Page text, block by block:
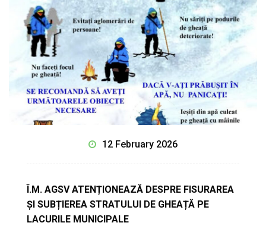
12 February 2026
Î.M. AGSV ATENȚIONEAZĂ DESPRE FISURAREA
ȘI SUBȚIEREA STRATULUI DE GHEAȚĂ PE
LACURILE MUNICIPALE